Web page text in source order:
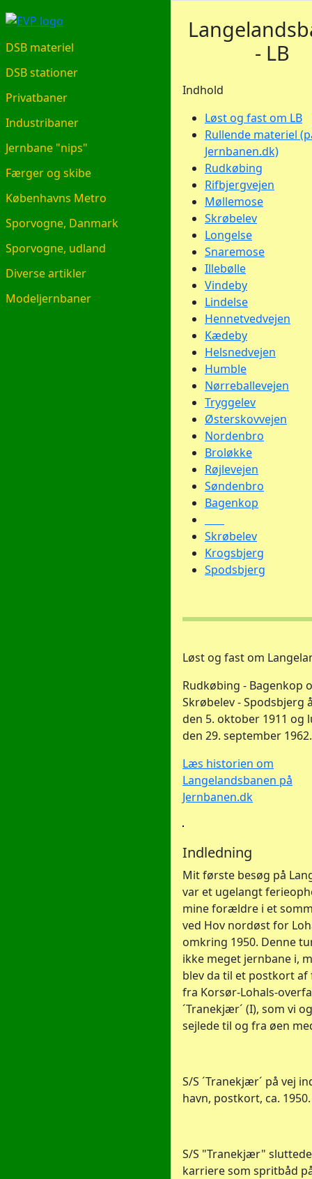
EVP.DK
DSB materiel
DSB stationer
Privatbaner
Industribaner
Jernbane "nips"
Færger og skibe
Københavns Metro
Sporvogne, Danmark
Sporvogne, udland
Diverse artikler
Modeljernbaner
- LB
Indhold
Løst og fast om LB
Rullende materiel
Jernbanen.dk)
Rudkøbing
Rifbjergvejen
Møllemose
Skrøbelev
Longelse
Snaremose
Illebølle
Vindeby
Lindelse
Hennetvedvejen
Kædeby
Helsnedvejen
Humble
Nørreballevejen
Tryggelev
Østerskovvejen
Nordenbro
Broløkke
Røjlevejen
Søndenbro
Bagenkop
Skrøbelev
Krogsbjerg
Spodsbjerg
Løst og fast om
Rudkøbing - Bagenkop
Skrøbelev - Spodsbjerg
den 5. oktober 1911 og
den 29. september 1962.
Læs historien om
Langelandsbanen på
Jernbanen.dk
Indledning
Mit første besøg på
var et ugelangt
mine forældre i et
ved Hov nordøst for
omkring 1950. Denne
ikke meget jernbane i,
blev da til et postkort
fra Korsør-Lohals-
´Tranekjær´ (I), som vi
sejlede til og fra øen
S/S ´Tranekjær´ på vej
havn, postkort, ca. 1950.
S/S "Tranekjær"
karriere som spritbåd